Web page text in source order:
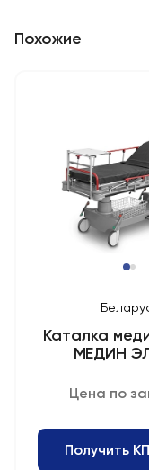
Похожие
Каталка
МЕДИН
Цена по
Получить КП